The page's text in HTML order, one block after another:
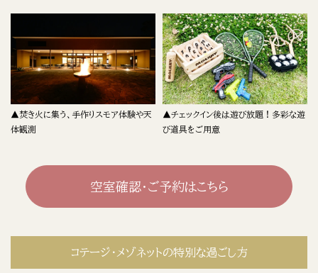
▲焚き火に集う、手作りスモア体験や天
体観測
▲チェックイン後は遊び放題！多彩な遊
び道具をご用意
空室確認・ご予約はこちら
コテージ・メゾネットの特別な過ごし方